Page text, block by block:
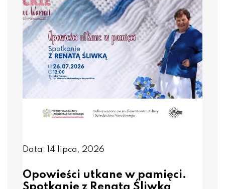
Data: 14 lipca, 2026
Opowieści utkane w pamięci.
Spotkanie z Renatą Śliwką